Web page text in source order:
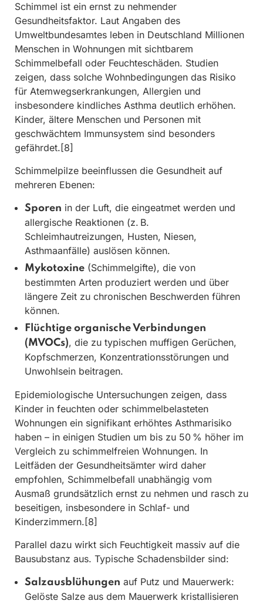
Schimmel ist ein ernst zu nehmender
Gesundheitsfaktor. Laut Angaben des
Umweltbundesamtes leben in Deutschland Millionen
Menschen in Wohnungen mit sichtbarem
Schimmelbefall oder Feuchteschäden. Studien
zeigen, dass solche Wohnbedingungen das Risiko
für Atemwegserkrankungen, Allergien und
insbesondere kindliches Asthma deutlich erhöhen.
Kinder, ältere Menschen und Personen mit
geschwächtem Immunsystem sind besonders
gefährdet.[8]
Schimmelpilze beeinflussen die Gesundheit auf
mehreren Ebenen:
Sporen in der Luft, die eingeatmet werden und
allergische Reaktionen (z. B.
Schleimhautreizungen, Husten, Niesen,
Asthmaanfälle) auslösen können.
Mykotoxine (Schimmelgifte), die von
bestimmten Arten produziert werden und über
längere Zeit zu chronischen Beschwerden führen
können.
Flüchtige organische Verbindungen
(MVOCs), die zu typischen muffigen Gerüchen,
Kopfschmerzen, Konzentrationsstörungen und
Unwohlsein beitragen.
Epidemiologische Untersuchungen zeigen, dass
Kinder in feuchten oder schimmelbelasteten
Wohnungen ein signifikant erhöhtes Asthmarisiko
haben – in einigen Studien um bis zu 50 % höher im
Vergleich zu schimmelfreien Wohnungen. In
Leitfäden der Gesundheitsämter wird daher
empfohlen, Schimmelbefall unabhängig vom
Ausmaß grundsätzlich ernst zu nehmen und rasch zu
beseitigen, insbesondere in Schlaf- und
Kinderzimmern.[8]
Parallel dazu wirkt sich Feuchtigkeit massiv auf die
Bausubstanz aus. Typische Schadensbilder sind:
Salzausblühungen auf Putz und Mauerwerk:
Gelöste Salze aus dem Mauerwerk kristallisieren